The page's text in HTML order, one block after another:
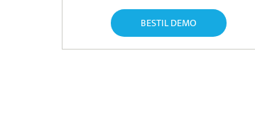
BESTIL DEMO